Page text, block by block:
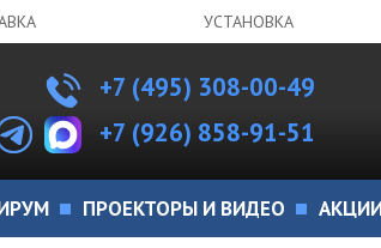
УСТАНОВКА
+7 (495) 308-00-49
+7 (926) 858-91-51
ПРОЕКТОРЫ И ВИДЕО